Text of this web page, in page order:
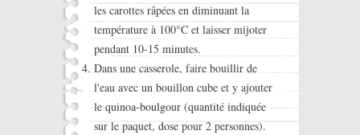
les carottes râpées en diminuant la
température à 100°C et laisser mijoter
pendant 10-15 minutes.
Dans une casserole, faire bouillir de
l'eau avec un bouillon cube et y ajouter
le quinoa-boulgour (quantité indiquée
sur le paquet, dose pour 2 personnes).